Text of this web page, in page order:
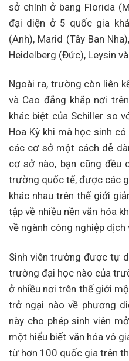
sở chính ở bang Florida
đại diện ở 5 quốc gia
(Anh), Marid (Tây Ban
Heidelberg (Đức), Leysin
Ngoài ra, trường còn liên
và Cao đẳng khắp nơi
khác biệt của Schiller so
Hoa Kỳ khi mà học sinh
các cơ sở một cách dễ
cơ sở nào, bạn cũng đều
trường quốc tế, được các
khác nhau trên thế giới
tập về nhiều nền văn hóa
về ngành công nghiệp
Sinh viên trường được tự
trường đại học nào của
ở nhiều nơi trên thế giới
trở ngại nào về phương
này cho phép sinh viên
một hiểu biết văn hóa vô
từ hơn 100 quốc gia trên